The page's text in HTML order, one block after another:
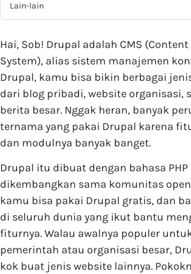
Lain-lain
Hai, Sob! Drupal adalah CMS
System), alias sistem manajemen
Drupal, kamu bisa bikin berbagai
dari blog pribadi, website organisasi,
berita besar. Nggak heran, banyak
ternama yang pakai Drupal karena
dan modulnya banyak banget.
Drupal itu dibuat dengan bahasa
dikembangkan sama komunitas
kamu bisa pakai Drupal gratis, dan
di seluruh dunia yang ikut bantu
fiturnya. Walau awalnya populer
pemerintah atau organisasi besar,
kok buat jenis website lainnya.